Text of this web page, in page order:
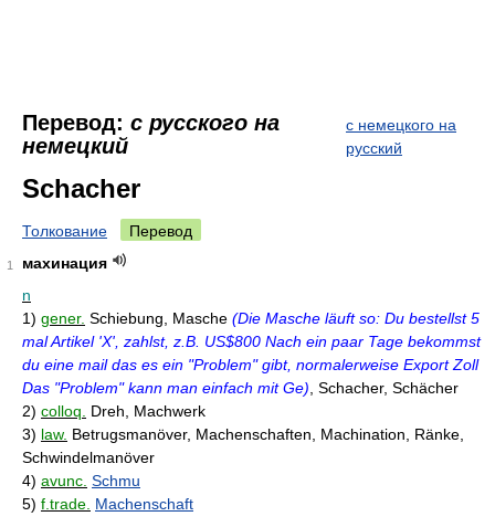
Перевод: с русского на
немецкий
с немецкого на
русский
Schacher
Толкование Перевод
1
махинация
n
1) gener. Schiebung, Masche (Die Masche läuft so: Du bestellst 5
mal Artikel 'X', zahlst, z.B. US$800 Nach ein paar Tage bekommst
du eine mail das es ein "Problem" gibt, normalerweise Export Zoll
Das "Problem" kann man einfach mit Ge) , Schacher, Schächer
2) colloq.
Dreh, Machwerk
3) law. Betrugsmanöver, Machenschaften, Machination, Ränke,
Schwindelmanöver
4) avunc. Schmu
5) f.trade. Machenschaft